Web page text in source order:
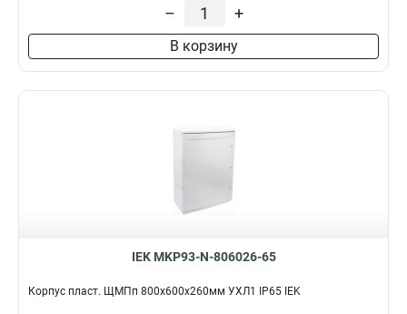
– +
В корзину
IEK MKP93-N-806026-65
Корпус пласт. ЩМПп 800х600х260мм УХЛ1 IP65 IEK